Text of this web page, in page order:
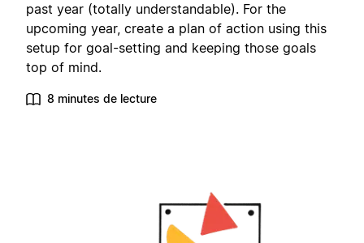
past year (totally understandable). For the
upcoming year, create a plan of action using this
setup for goal-setting and keeping those goals
top of mind.
8 minutes de lecture